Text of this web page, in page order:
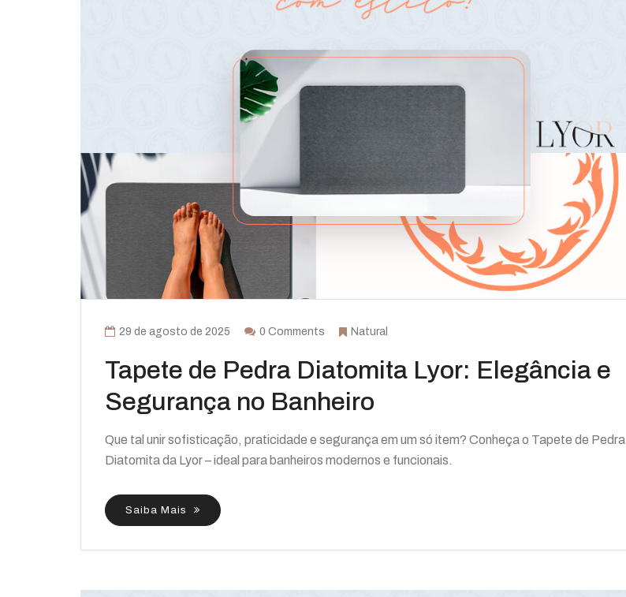
29 de agosto de 2025 0 Comments Natural
Tapete de Pedra Diatomita Lyor: Elegância e
Segurança no Banheiro
Que tal unir sofisticação, praticidade e segurança em um só item? Conheça o Tapete de Pedra
Diatomita da Lyor – ideal para banheiros modernos e funcionais.
Saiba Mais